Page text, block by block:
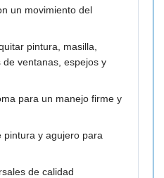
un movimiento del
pintura, masilla,
ventanas, espejos y
para un manejo firme y
pintura y agujero para
de calidad